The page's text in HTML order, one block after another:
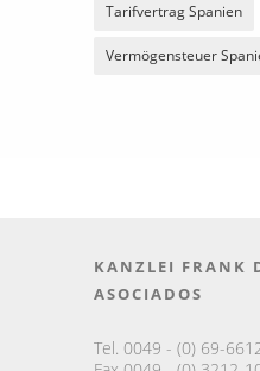
Tarifvertrag Spanien
Vermögensteuer
KANZLEI FRANK
ASOCIADOS
Tel. 0049 - (0) 69-